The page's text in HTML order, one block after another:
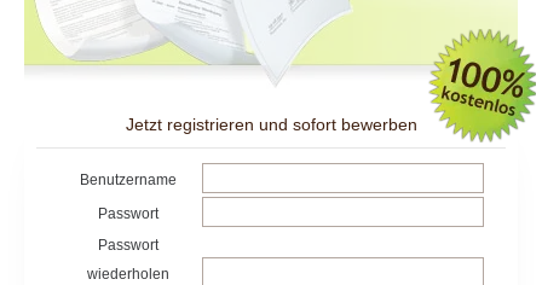
Jetzt registrieren und sofort bewerben
Benutzername
Passwort
Passwort
wiederholen